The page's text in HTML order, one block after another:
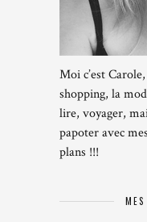
Moi c’est
shopping, la
lire, voyager,
papoter avec
plans !!!